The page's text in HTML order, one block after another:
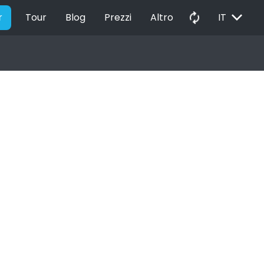
Tour Blog Prezzi Altro autorenew IT EXPAND_MORE